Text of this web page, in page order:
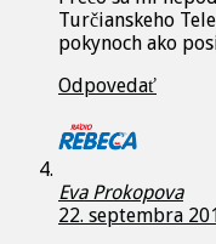
Turčianskeho
pokynoch ako
Odpovedať
Eva Prokopova
22. septembra